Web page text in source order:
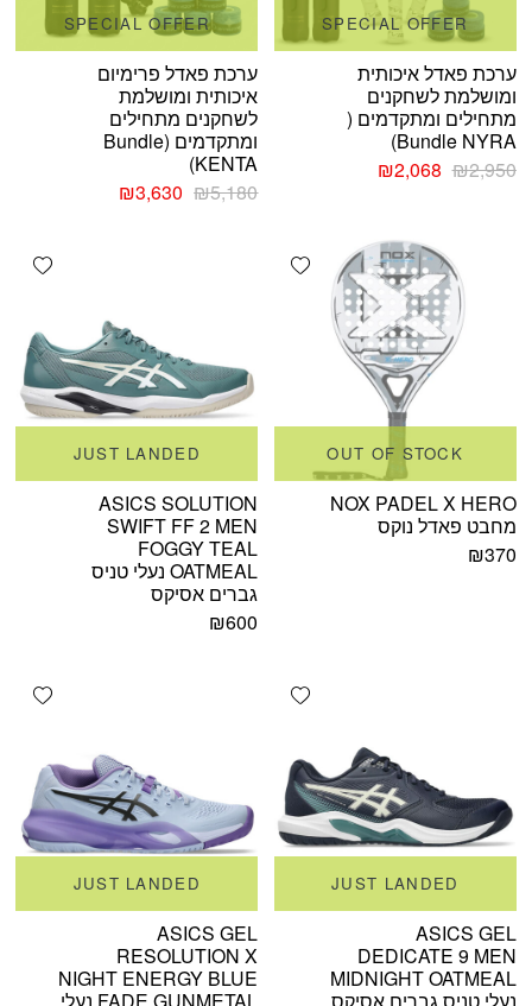
SPECIAL OFFER
ערכת פאדל איכותית
ומושלמת לשחקנים
מתחילים ומתקדמים (
Bundle NYRA)
₪2,950
המחיר
₪2,950.
₪2,068
₪2,068.
SPECIAL OFFER
ערכת פאדל פרימיום
איכותית ומושלמת
לשחקנים מתחילים
ומתקדמים (Bundle
KENTA)
₪5,180
המחיר₪3,630 המחיר
Add wishlist
OUT OF STOCK
NOX PADEL X HERO
מחבט פאדל נוקס
₪370
JUST LANDED
ASICS SOLUTION
SWIFT FF 2 MEN
FOGGY TEAL
OATMEAL נעלי טניס
גברים אסיקס
₪600
Add wishlist
JUST LANDED
ASICS GEL
DEDICATE 9 MEN
MIDNIGHT OATMEAL
נעלי טניס גברים אסיקס
JUST LANDED
ASICS GEL
RESOLUTION X
NIGHT ENERGY BLUE
FADE GUNMETAL נעלי